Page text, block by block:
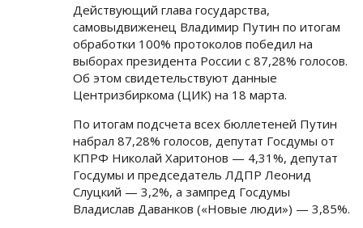
Действующий глава государства,
самовыдвиженец Владимир Путин по итогам
обработки 100% протоколов победил на
выборах президента России с 87,28% голосов.
Об этом свидетельствуют данные
Центризбиркома (ЦИК) на 18 марта.
По итогам подсчета всех бюллетеней Путин
набрал 87,28% голосов, депутат Госдумы от
КПРФ Николай Харитонов — 4,31%, депутат
Госдумы и председатель ЛДПР Леонид
Слуцкий — 3,2%, а зампред Госдумы
Владислав Даванков («Новые люди») — 3,85%.